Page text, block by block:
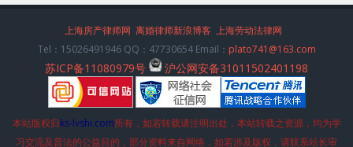
上海房产律师网 离婚律师新浪博客 上海劳动法律网
Tel：15026491946 QQ：47730654 Email： plato741@163.com
苏ICP备11080979号 沪公网安备31011502401198
本站版权归ks-lvshi.com所有，如若转载请注明出处，本站转载之资源，均为学
习交流及普法的公益目的，部分资料来自网络，如若涉及版权，请联系站长审